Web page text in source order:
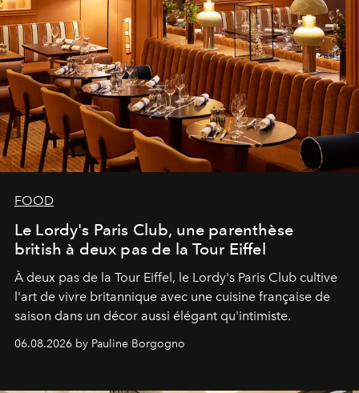
FOOD
Le Lordy's Paris Club, une parenthèse
british à deux pas de la Tour Eiffel
À deux pas de la Tour Eiffel, le Lordy's Paris Club cultive
l'art de vivre britannique avec une cuisine française de
saison dans un décor aussi élégant qu'intimiste.
06.08.2026 by Pauline Borgogno